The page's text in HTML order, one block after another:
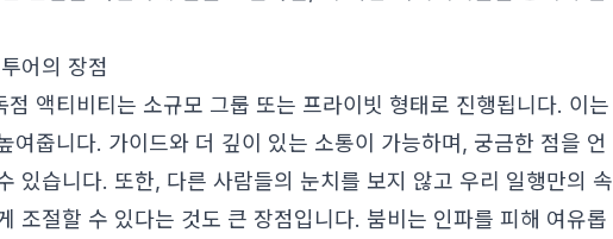
어의 장점
점 액티비티는 소규모 그룹 또는 프라이빗 형태로 진행됩니다. 이는
여줍니다. 가이드와 더 깊이 있는 소통이 가능하며, 궁금한 점을 언
있습니다. 또한, 다른 사람들의 눈치를 보지 않고 우리 일행만의 속
조절할 수 있다는 것도 큰 장점입니다. 붐비는 인파를 피해 여유롭